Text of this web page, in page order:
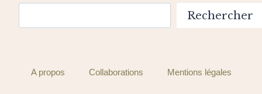
Rechercher
A propos Collaborations Mentions légales